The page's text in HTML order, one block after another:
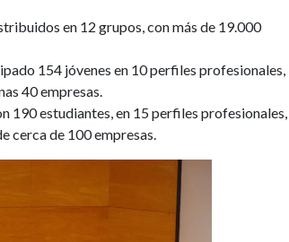
en 12 grupos, con más de 19.000
154 jóvenes en 10 perfiles profesionales,
40 empresas.
190 estudiantes, en 15 perfiles profesionales,
cerca de 100 empresas.